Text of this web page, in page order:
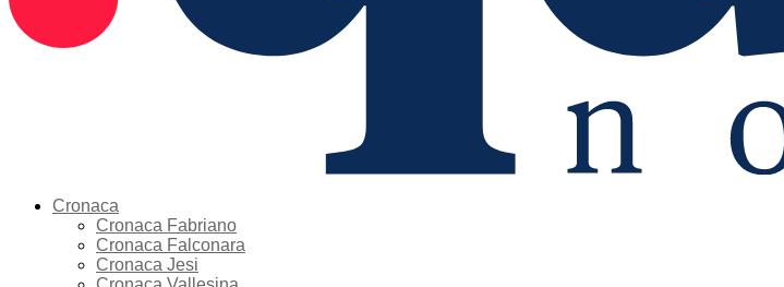
Cronaca
Cronaca Fabriano
Cronaca Falconara
Cronaca Jesi